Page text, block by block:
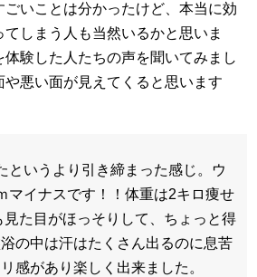
いことは分かったけど、本当に効
しまう人も当然いるかと思いま
験した人たちの声を聞いてみまし
や悪い面が見えてくると思います
というより引き締まった感じ。ウ
マイナスです！！体重は2キロ痩せ
見た目がほっそりして、ちょっと得
の中は汗はたくさん出るのに息苦
感があり楽しく出来ました。